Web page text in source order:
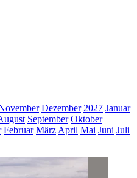
Dezember 2027 Januar
September Oktober
Februar März April Mai Juni Juli